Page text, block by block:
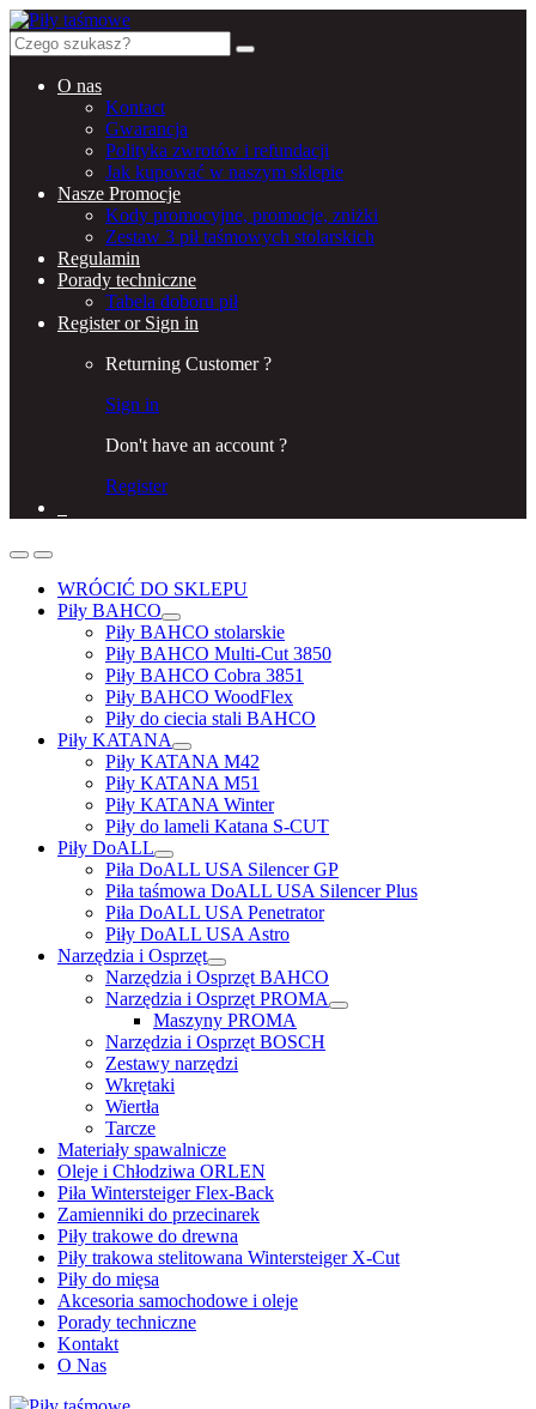
Search
for:
O nas
Kontact
Gwarancja
Polityka zwrotów i refundacji
Jak kupować w naszym sklepie
Nasze Promocje
Kody promocyjne, promocje, zniżki
Zestaw 3 pił taśmowych stolarskich
Regulamin
Porady techniczne
Tabela doboru pił
Register or Sign in
Returning Customer ?
Sign in
Don't have an account ?
Register
WRÓCIĆ DO SKLEPU
Piły BAHCO
Expand
child
menu
Piły BAHCO stolarskie
Piły BAHCO Multi-Cut 3850
Piły BAHCO Cobra 3851
Piły BAHCO WoodFlex
Piły do ciecia stali BAHCO
Piły KATANA
Expand
child
menu
Piły KATANA M42
Piły KATANA M51
Piły KATANA Winter
Piły do lameli Katana S-CUT
Piły DoALL
Expand
child
menu
Piła DoALL USA Silencer GP
Piła taśmowa DoALL USA Silencer Plus
Piła DoALL USA Penetrator
Piły DoALL USA Astro
Narzędzia i Osprzęt
Expand
child
menu
Narzędzia i Osprzęt BAHCO
Narzędzia i Osprzęt PROMA
Expand
Maszyny PROMA
Narzędzia i Osprzęt BOSCH
Zestawy narzędzi
Wkrętaki
Wiertła
Tarcze
Materiały spawalnicze
Oleje i Chłodziwa ORLEN
Piła Wintersteiger Flex-Back
Zamienniki do przecinarek
Piły trakowe do drewna
Piły trakowa stelitowana Wintersteiger X-Cut
Piły do mięsa
Akcesoria samochodowe i oleje
Porady techniczne
Kontakt
O Nas